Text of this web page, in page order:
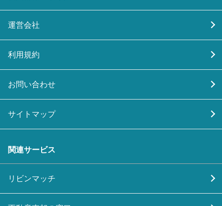
運営会社
利用規約
お問い合わせ
サイトマップ
関連サービス
リビンマッチ